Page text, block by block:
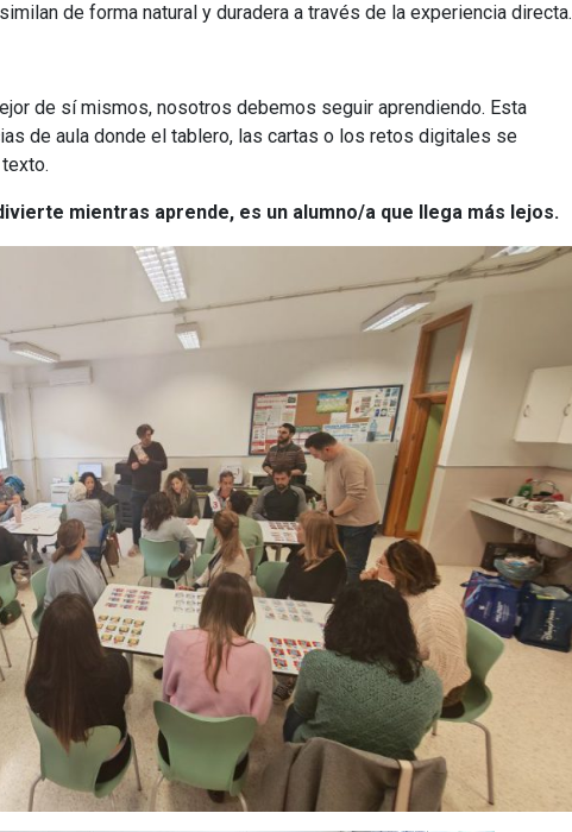
de forma natural y duradera a través de la experiencia directa.
de sí mismos, nosotros debemos seguir aprendiendo. Esta
de aula donde el tablero, las cartas o los retos digitales se
mientras aprende, es un alumno/a que llega más lejos.